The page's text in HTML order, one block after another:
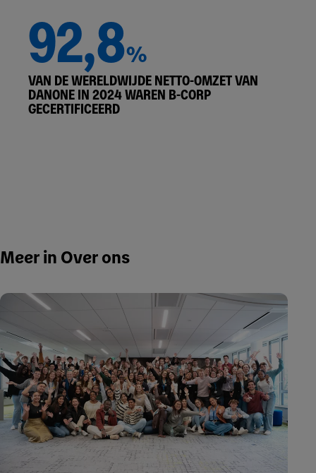
92,8%
VAN DE WERELDWIJDE NETTO-OMZET VAN
DANONE IN 2024 WAREN B-CORP
GECERTIFICEERD
Meer in Over ons